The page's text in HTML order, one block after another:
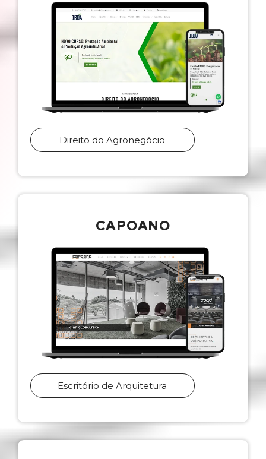
Direito do Agronegócio
CAPOANO
Escritório de Arquitetura